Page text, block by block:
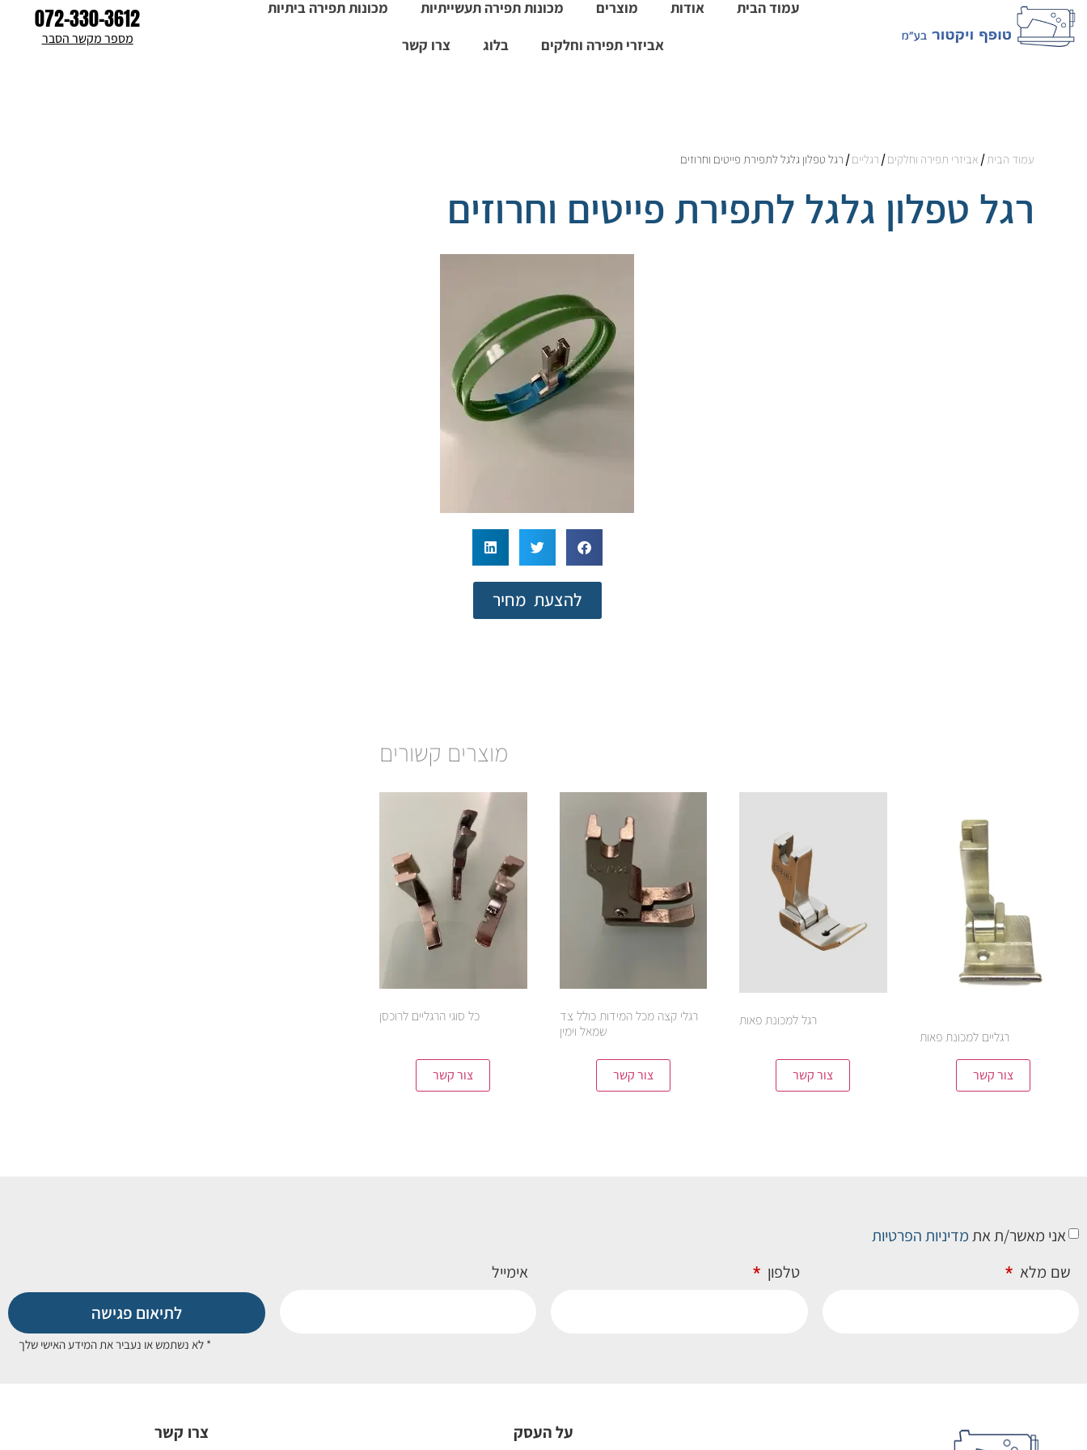
עמוד הבית אודות מוצרים מכונות תפירה תעשייתיות
מכונות תפירה ביתיות
אביזרי תפירה וחלקים
בלוג צרו קשר
072-330-3612
מספר מקשר הסבר
עמוד הבית/ אביזרי תפירה וחלקים/ רגליים/ רגל טפלון גלגל לתפירת פייטים וחרוזים
רגל טפלון גלגל לתפירת פייטים וחרוזים
להצעת מחיר
מוצרים קשורים
רגליים למכונת פאות
צור קשר
רגל למכונת פאות
צור קשר
רגלי קצה מכל המידות כולל צד
שמאל וימין
צור קשר
כל סוגי הרגליים לרוכסן
צור קשר
אני מאשר/ת אתמדיניות הפרטיות
שם מלא טלפון אימייל
לתיאום פגישה
* לא נשתמש או נעביר את המידע האישי שלך
על העסק צרו קשר